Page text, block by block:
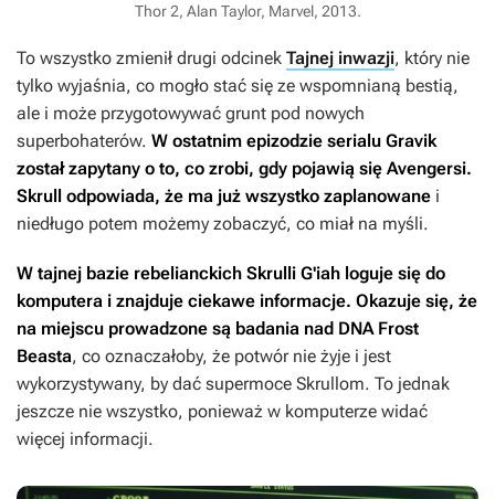
Thor 2, Alan Taylor, Marvel, 2013.
To wszystko zmienił drugi odcinek Tajnej inwazji, który nie
tylko wyjaśnia, co mogło stać się ze wspomnianą bestią,
ale i może przygotowywać grunt pod nowych
superbohaterów. W ostatnim epizodzie serialu Gravik
został zapytany o to, co zrobi, gdy pojawią się Avengersi.
Skrull odpowiada, że ma już wszystko zaplanowane i
niedługo potem możemy zobaczyć, co miał na myśli.
W tajnej bazie rebelianckich Skrulli G'iah loguje się do
komputera i znajduje ciekawe informacje. Okazuje się, że
na miejscu prowadzone są badania nad DNA Frost
Beasta, co oznaczałoby, że potwór nie żyje i jest
wykorzystywany, by dać supermoce Skrullom. To jednak
jeszcze nie wszystko, ponieważ w komputerze widać
więcej informacji.